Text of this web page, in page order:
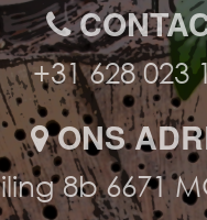
+31 628 023
ONS
8b 6671